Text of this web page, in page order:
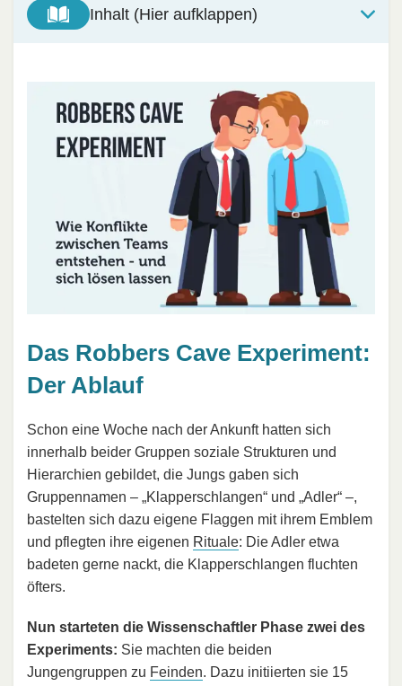
Inhalt (Hier aufklappen)
Das Robbers Cave Experiment:
Der Ablauf
Schon eine Woche nach der Ankunft hatten sich
innerhalb beider Gruppen soziale Strukturen und
Hierarchien gebildet, die Jungs gaben sich
Gruppennamen – „Klapperschlangen“ und „Adler“ –,
bastelten sich dazu eigene Flaggen mit ihrem Emblem
und pflegten ihre eigenen Rituale: Die Adler etwa
badeten gerne nackt, die Klapperschlangen fluchten
öfters.
Nun starteten die Wissenschaftler Phase zwei des
Experiments: Sie machten die beiden
Jungengruppen zu Feinden. Dazu initiierten sie 15